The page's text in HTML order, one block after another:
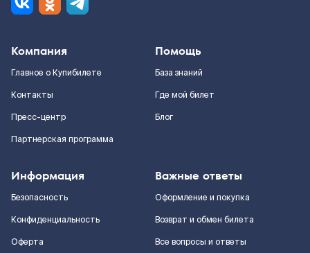
Компания
Главное о Купибилете
Контакты
Пресс-центр
Партнерская программа
Помощь
База знаний
Где мой билет
Блог
Информация
Безопасность
Конфиденциальность
Оферта
Важные ответы
Оформление и покупка
Возврат и обмен билета
Все вопросы и ответы